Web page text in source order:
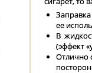
ее
В
(эффект
Отлично